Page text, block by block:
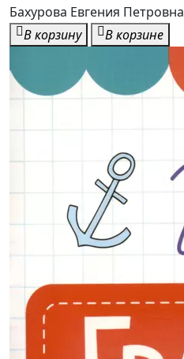
Бахурова Евгения Петровна
В корзину
В корзине